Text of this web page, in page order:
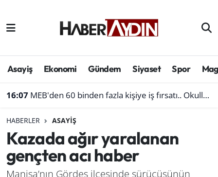
Asayiş Ekonomi Gündem Siyaset Spor
16:07 MEB'den 60 binden fazla kişiye iş fırsatı.. Okullara personel alınacak
HABERLER ASAYIŞ
Kazada ağır yaralanan
gençten acı haber
Manisa’nın Gördes ilçesinde sürücüsünün
Afyonkarahisar
Çevre
Genel
Haber
Aydın Hava Durumu
Süper Lig Puan Durumu ve Fikstür
Son Dakika Haberleri
Haber Arşivi